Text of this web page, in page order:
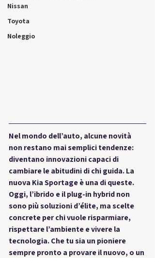
Nissan
Toyota
Noleggio
Nel mondo dell’auto, alcune novità
non restano mai semplici tendenze:
diventano innovazioni capaci di
cambiare le abitudini di chi guida. La
nuova Kia Sportage è una di queste.
Oggi, l’ibrido e il plug-in hybrid non
sono più soluzioni d’élite, ma scelte
concrete per chi vuole risparmiare,
rispettare l’ambiente e vivere la
tecnologia. Che tu sia un pioniere
sempre pronto a provare il nuovo, o un